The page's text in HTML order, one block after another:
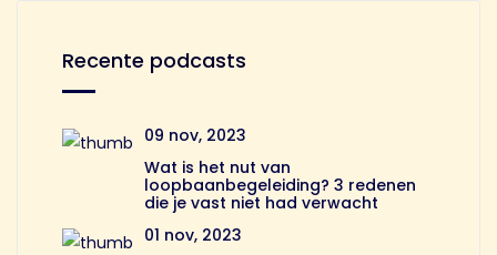
Recente podcasts
09 nov, 2023
Wat is het nut van
loopbaanbegeleiding? 3 redenen
die je vast niet had verwacht
01 nov, 2023